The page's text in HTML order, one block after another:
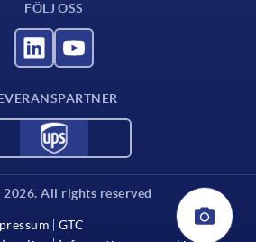
FÖLJ OSS
All rights reserved
GTC